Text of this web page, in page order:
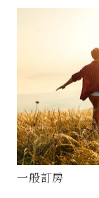
一般訂房